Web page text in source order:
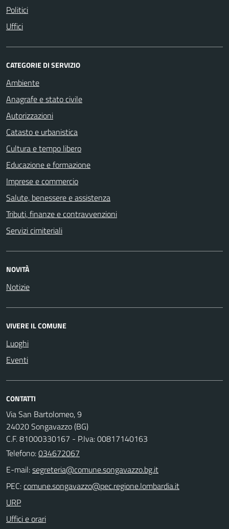
Politici
Uffici
CATEGORIE DI SERVIZIO
Ambiente
Anagrafe e stato civile
Autorizzazioni
Catasto e urbanistica
Cultura e tempo libero
Educazione e formazione
Imprese e commercio
Salute, benessere e assistenza
Tributi, finanze e contravvenzioni
Servizi cimiteriali
NOVITÀ
Notizie
VIVERE IL COMUNE
Luoghi
Eventi
CONTATTI
Via San Bartolomeo, 9
24020 Songavazzo (BG)
C.F. 81000330167 - P.Iva: 00817140163
Telefono:034672067
E-mail:
PEC:
URP
Uffici e orari